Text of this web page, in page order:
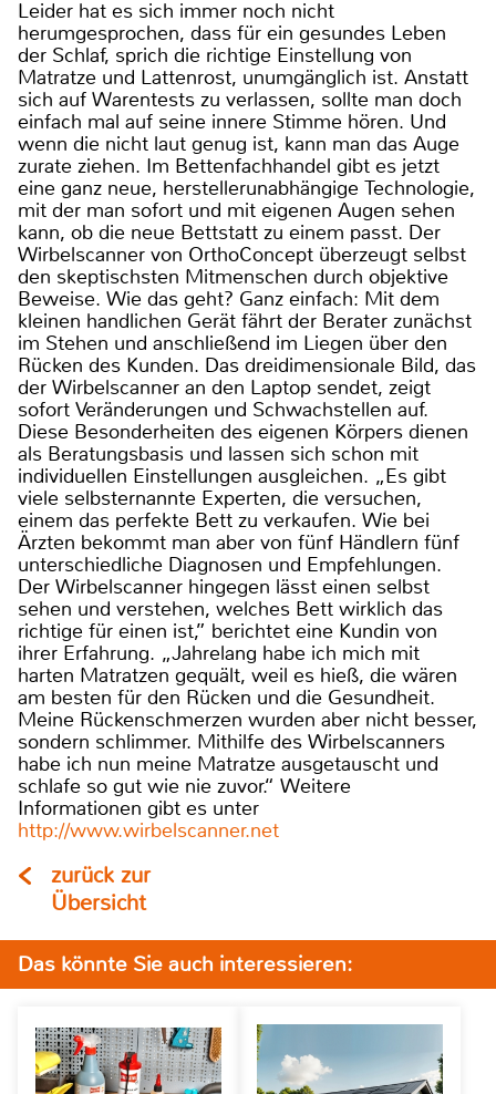
Leider hat es sich immer noch nicht
herumgesprochen, dass für ein gesundes Leben
der Schlaf, sprich die richtige Einstellung von
Matratze und Lattenrost, unumgänglich ist. Anstatt
sich auf Warentests zu verlassen, sollte man doch
einfach mal auf seine innere Stimme hören. Und
wenn die nicht laut genug ist, kann man das Auge
zurate ziehen. Im Bettenfachhandel gibt es jetzt
eine ganz neue, herstellerunabhängige Technologie,
mit der man sofort und mit eigenen Augen sehen
kann, ob die neue Bettstatt zu einem passt. Der
Wirbelscanner von OrthoConcept überzeugt selbst
den skeptischsten Mitmenschen durch objektive
Beweise. Wie das geht? Ganz einfach: Mit dem
kleinen handlichen Gerät fährt der Berater zunächst
im Stehen und anschließend im Liegen über den
Rücken des Kunden. Das dreidimensionale Bild, das
der Wirbelscanner an den Laptop sendet, zeigt
sofort Veränderungen und Schwachstellen auf.
Diese Besonderheiten des eigenen Körpers dienen
als Beratungsbasis und lassen sich schon mit
individuellen Einstellungen ausgleichen. „Es gibt
viele selbsternannte Experten, die versuchen,
einem das perfekte Bett zu verkaufen. Wie bei
Ärzten bekommt man aber von fünf Händlern fünf
unterschiedliche Diagnosen und Empfehlungen.
Der Wirbelscanner hingegen lässt einen selbst
sehen und verstehen, welches Bett wirklich das
richtige für einen ist,” berichtet eine Kundin von
ihrer Erfahrung. „Jahrelang habe ich mich mit
harten Matratzen gequält, weil es hieß, die wären
am besten für den Rücken und die Gesundheit.
Meine Rückenschmerzen wurden aber nicht besser,
sondern schlimmer. Mithilfe des Wirbelscanners
habe ich nun meine Matratze ausgetauscht und
schlafe so gut wie nie zuvor.“ Weitere
Informationen gibt es unter
http://www.wirbelscanner.net
zurück zur
Übersicht
Das könnte Sie auch interessieren: